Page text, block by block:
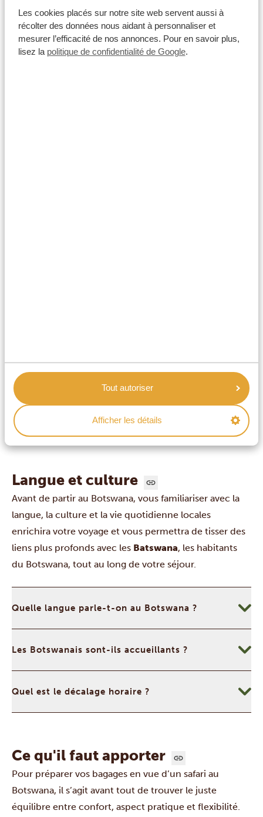
Les cookies placés sur notre site web servent aussi à
récolter des données nous aidant à personnaliser et
mesurer l’efficacité de nos annonces. Pour en savoir plus,
lisez la politique de confidentialité de Google.
Tout autoriser
Afficher les détails
Monnaie et argent
Combien d'argent dois-je emporter au
Botswana ?
Puis-je payer par carte au Botswana ?
Langue et culture
Avant de partir au Botswana, vous familiariser avec la
langue, la culture et la vie quotidienne locales
enrichira votre voyage et vous permettra de tisser des
liens plus profonds avec les Batswana, les habitants
du Botswana, tout au long de votre séjour.
Quelle langue parle-t-on au Botswana ?
Les Botswanais sont-ils accueillants ?
Quel est le décalage horaire ?
Ce qu'il faut apporter
Pour préparer vos bagages en vue d’un safari au
Botswana, il s’agit avant tout de trouver le juste
équilibre entre confort, aspect pratique et flexibilité.